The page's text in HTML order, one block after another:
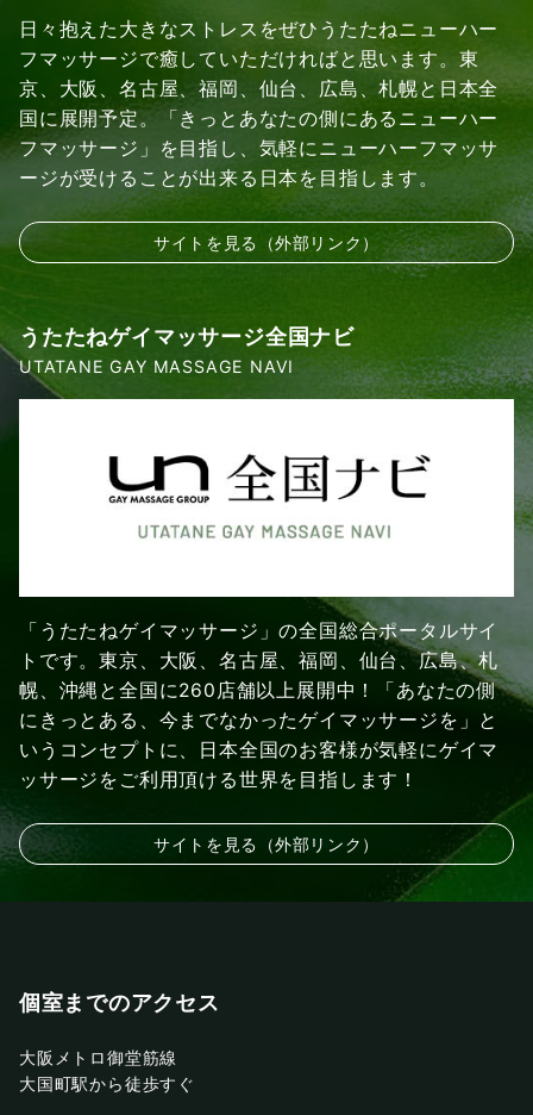
日々抱えた大きなストレスをぜひうたたねニューハー
フマッサージで癒していただければと思います。東
京、大阪、名古屋、福岡、仙台、広島、札幌と日本全
国に展開予定。「きっとあなたの側にあるニューハー
フマッサージ」を目指し、気軽にニューハーフマッサ
ージが受けることが出来る日本を目指します。
サイトを見る（外部リンク）
うたたねゲイマッサージ全国ナビ
UTATANE GAY MASSAGE NAVI
「うたたねゲイマッサージ」の全国総合ポータルサイ
トです。東京、大阪、名古屋、福岡、仙台、広島、札
幌、沖縄と全国に260店舗以上展開中！「あなたの側
にきっとある、今までなかったゲイマッサージを」と
いうコンセプトに、日本全国のお客様が気軽にゲイマ
ッサージをご利用頂ける世界を目指します！
サイトを見る（外部リンク）
個室までのアクセス
大阪メトロ御堂筋線
大国町駅から徒歩すぐ